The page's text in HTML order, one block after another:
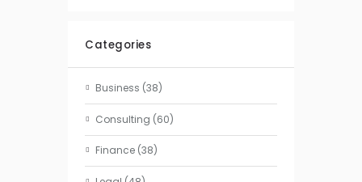
Categories
Business (38)
Consulting (60)
Finance (38)